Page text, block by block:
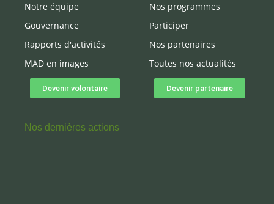
Notre équipe
Gouvernance
Rapports d'activités
MAD en images
Devenir volontaire
Nos programmes
Participer
Nos partenaires
Toutes nos actualités
Devenir partenaire
Nos dernières actions